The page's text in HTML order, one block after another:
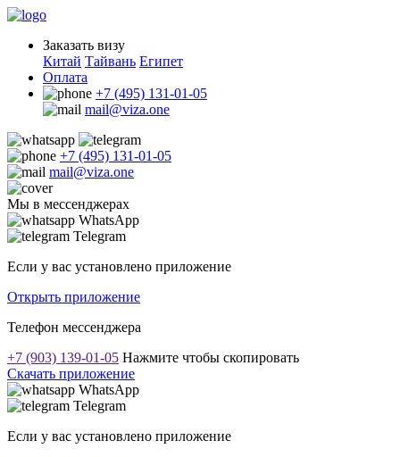
Заказать визу
Китай Тайвань Египет
Оплата
+7 (495) 131-01-05
mail@viza.one
+7 (495) 131-01-05
mail@viza.one
Мы в мессенджерах
WhatsApp
Telegram
Если у вас установлено приложение
Открыть приложение
Телефон мессенджера
+7 (903) 139-01-05 Нажмите чтобы скопировать
Скачать приложение
WhatsApp
Telegram
Если у вас установлено приложение